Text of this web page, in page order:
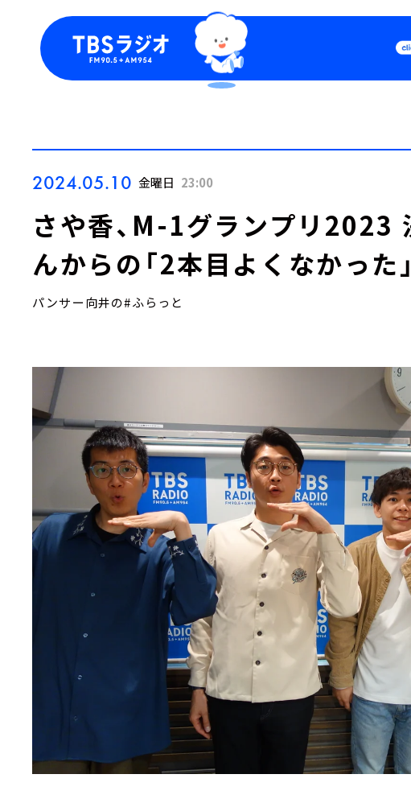
Podcast
2024.05.10 金曜日 23:00
さや香、M-1グランプリ2023
んからの「2本目よくなかった
パンサー向井の#ふらっと